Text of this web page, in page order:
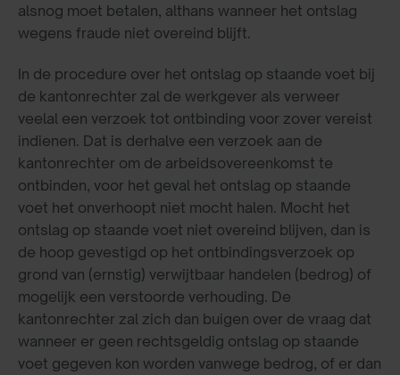
alsnog moet betalen, althans wanneer het ontslag
wegens fraude niet overeind blijft.
In de procedure over het ontslag op staande voet bij
de kantonrechter zal de werkgever als verweer
veelal een verzoek tot ontbinding voor zover vereist
indienen. Dat is derhalve een verzoek aan de
kantonrechter om de arbeidsovereenkomst te
ontbinden, voor het geval het ontslag op staande
voet het onverhoopt niet mocht halen. Mocht het
ontslag op staande voet niet overeind blijven, dan is
de hoop gevestigd op het ontbindingsverzoek op
grond van (ernstig) verwijtbaar handelen (bedrog) of
mogelijk een verstoorde verhouding. De
kantonrechter zal zich dan buigen over de vraag dat
wanneer er geen rechtsgeldig ontslag op staande
voet gegeven kon worden vanwege bedrog, of er dan